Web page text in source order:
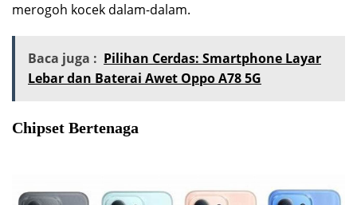
merogoh kocek dalam-dalam.
Baca juga : Pilihan Cerdas: Smartphone Layar
Lebar dan Baterai Awet Oppo A78 5G
Chipset Bertenaga